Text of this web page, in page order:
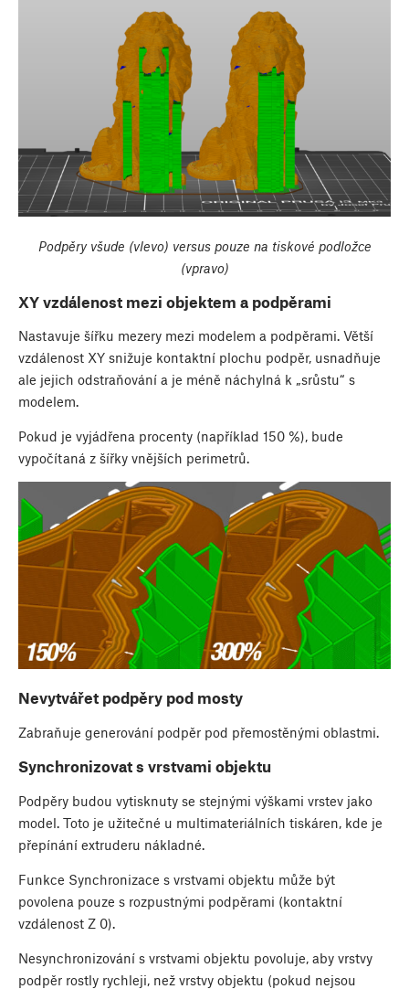
Podpěry všude (vlevo) versus pouze na tiskové podložce
(vpravo)
XY vzdálenost mezi objektem a podpěrami
Nastavuje šířku mezery mezi modelem a podpěrami. Větší
vzdálenost XY snižuje kontaktní plochu podpěr, usnadňuje
ale jejich odstraňování a je méně náchylná k „srůstu“ s
modelem.
Pokud je vyjádřena procenty (například 150 %), bude
vypočítaná z šířky vnějších perimetrů.
Nevytvářet podpěry pod mosty
Zabraňuje generování podpěr pod přemostěnými oblastmi.
Synchronizovat s vrstvami objektu
Podpěry budou vytisknuty se stejnými výškami vrstev jako
model. Toto je užitečné u multimateriálních tiskáren, kde je
přepínání extruderu nákladné.
Funkce Synchronizace s vrstvami objektu může být
povolena pouze s rozpustnými podpěrami (kontaktní
vzdálenost Z 0).
Nesynchronizování s vrstvami objektu povoluje, aby vrstvy
podpěr rostly rychleji, než vrstvy objektu (pokud nejsou